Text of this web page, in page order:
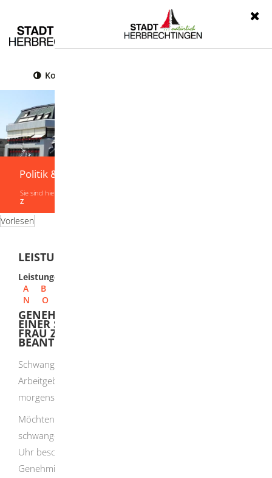
Kontrast
Politik & Verwaltung
Sie sind hier:
Z
Vorlesen
LEISTUNGEN VON A-Z
Leistungen
A
B
N
O
GENEHMIGUNG ZUR BESCHÄFTIGUNG
EINER SCHWANGEREN ODER STILLENDEN
FRAU ZWISCHEN 20 UND 22 UHR
BEANTRAGEN
Schwangere oder stillende Frauen dürfen von Ihrem
Arbeitgeber nicht zwischen 20 Uhr abends und 6 Uhr
morgens beschäftigt werden.
Möchten Sie als Arbeitgeber oder Arbeitgeberin eine
schwangere oder stillende Frau zwischen 20 Uhr und 22
Uhr beschäftigen, müssen Sie einen Antrag auf
Genehmigung bei der für Sie zuständigen